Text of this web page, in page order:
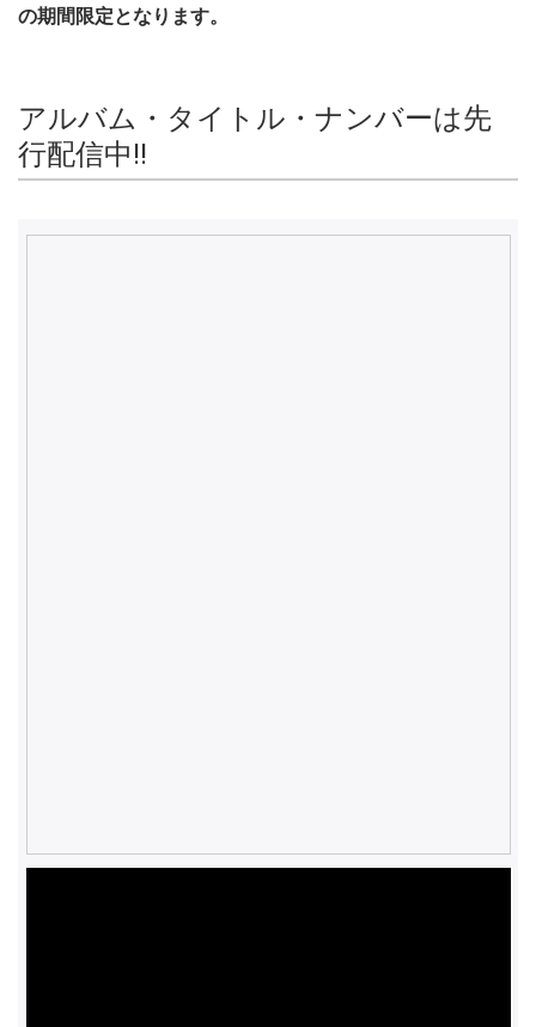
の期間限定となります。
アルバム・タイトル・ナンバーは先
行配信中!!